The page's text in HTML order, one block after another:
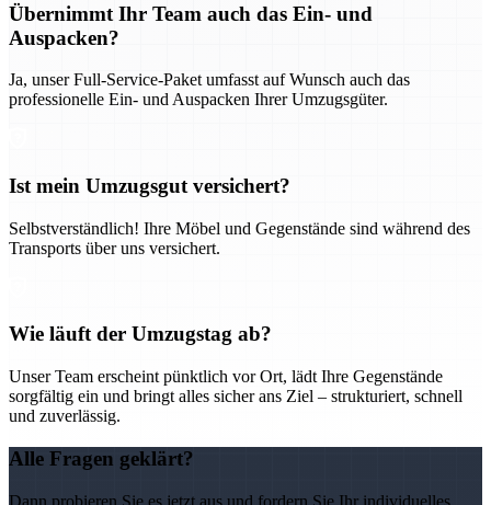
Übernimmt Ihr Team auch das Ein- und
Auspacken?
Ja, unser Full-Service-Paket umfasst auf Wunsch auch das
professionelle Ein- und Auspacken Ihrer Umzugsgüter.
Ist mein Umzugsgut versichert?
Selbstverständlich! Ihre Möbel und Gegenstände sind während des
Transports über uns versichert.
Wie läuft der Umzugstag ab?
Unser Team erscheint pünktlich vor Ort, lädt Ihre Gegenstände
sorgfältig ein und bringt alles sicher ans Ziel – strukturiert, schnell
und zuverlässig.
Alle Fragen geklärt?
Dann probieren Sie es jetzt aus und fordern Sie Ihr individuelles